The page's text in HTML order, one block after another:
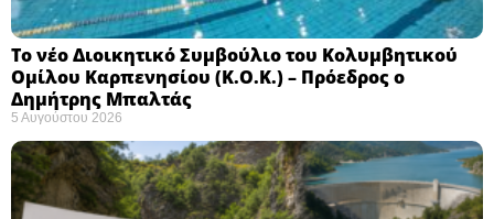
Το νέο Διοικητικό Συμβούλιο του Κολυμβητικού
Ομίλου Καρπενησίου (Κ.Ο.Κ.) – Πρόεδρος ο
Δημήτρης Μπαλτάς
5 Αυγούστου 2026